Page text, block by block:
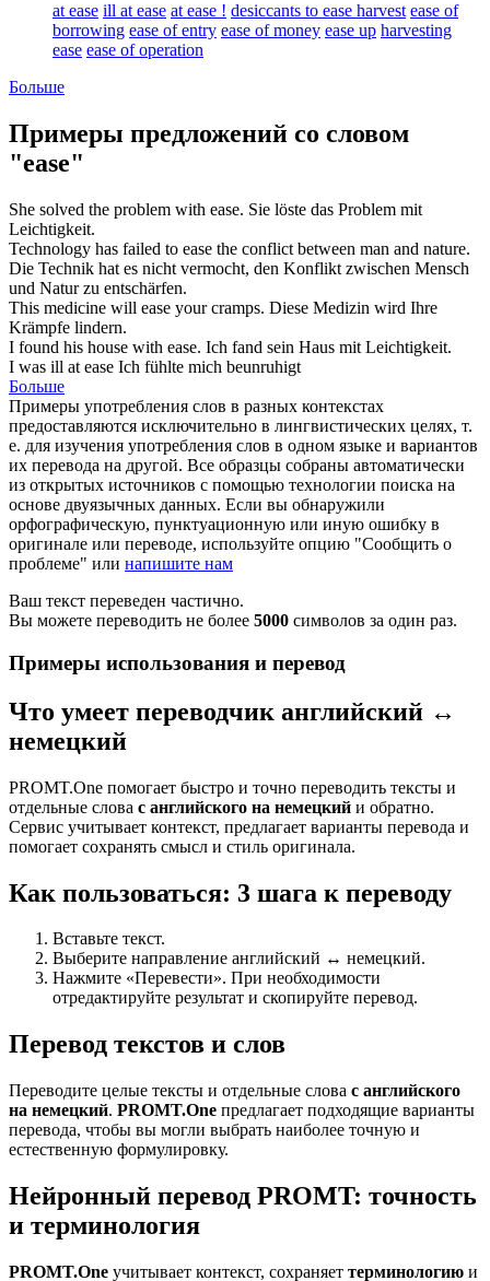
at ease ill at ease at ease ! desiccants to ease harvest ease of
borrowing ease of entry ease of money ease up harvesting
ease ease of operation
Больше
Примеры предложений со словом
"ease"
She solved the problem with ease. Sie löste das Problem mit
Leichtigkeit.
Technology has failed to ease the conflict between man and nature.
Die Technik hat es nicht vermocht, den Konflikt zwischen Mensch
und Natur zu entschärfen.
This medicine will ease your cramps. Diese Medizin wird Ihre
Krämpfe lindern.
I found his house with ease. Ich fand sein Haus mit Leichtigkeit.
I was ill at ease Ich fühlte mich beunruhigt
Больше
Примеры употребления слов в разных контекстах
предоставляются исключительно в лингвистических целях, т.
е. для изучения употребления слов в одном языке и вариантов
их перевода на другой. Все образцы собраны автоматически
из открытых источников с помощью технологии поиска на
основе двуязычных данных. Если вы обнаружили
орфографическую, пунктуационную или иную ошибку в
оригинале или переводе, используйте опцию "Сообщить о
проблеме" или напишите нам
Ваш текст переведен частично.
Вы можете переводить не более 5000 символов за один раз.
Примеры использования и перевод
Что умеет переводчик английский ↔
немецкий
PROMT.One помогает быстро и точно переводить тексты и
отдельные слова с английского на немецкий и обратно.
Сервис учитывает контекст, предлагает варианты перевода и
помогает сохранять смысл и стиль оригинала.
Как пользоваться: 3 шага к переводу
Вставьте текст.
Выберите направление английский ↔ немецкий.
Нажмите «Перевести». При необходимости
отредактируйте результат и скопируйте перевод.
Перевод текстов и слов
Переводите целые тексты и отдельные слова с английского
на немецкий. PROMT.One предлагает подходящие варианты
перевода, чтобы вы могли выбрать наиболее точную и
естественную формулировку.
Нейронный перевод PROMT: точность
и терминология
PROMT.One учитывает контекст, сохраняет терминологию и